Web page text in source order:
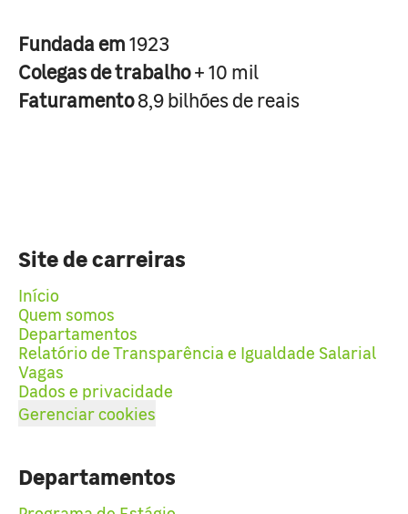
Fundada em1923
Colegas de trabalho+ 10 mil
Faturamento8,9 bilhões de reais
Site de carreiras
Início
Quem somos
Departamentos
Relatório de Transparência e Igualdade Salarial
Vagas
Dados e privacidade
Gerenciar cookies
Departamentos